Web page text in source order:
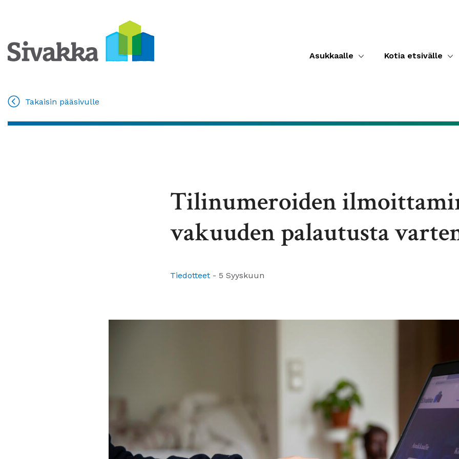
Asukkaalle Kotia etsivälle
Takaisin pääsivulle
Tilinumeroiden
vakuuden palautusta
Tiedotteet - 5 Syyskuun